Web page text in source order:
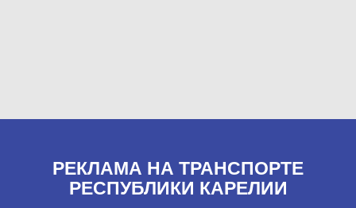
РЕКЛАМА НА ТРАНСПОРТЕ
РЕСПУБЛИКИ КАРЕЛИИ